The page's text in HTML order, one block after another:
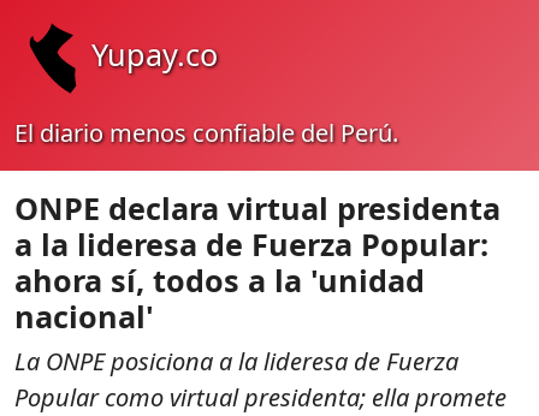
Yupay.co
El diario menos confiable del Perú.
ONPE declara virtual presidenta
a la lideresa de Fuerza Popular:
ahora sí, todos a la 'unidad
nacional'
La ONPE posiciona a la lideresa de Fuerza
Popular como virtual presidenta; ella promete